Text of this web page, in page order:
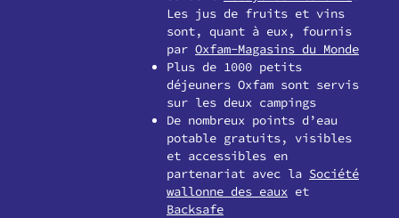
Les jus de fruits et vins
sont, quant à eux, fournis
par Oxfam-Magasins du Monde
Plus de 1000 petits
déjeuners Oxfam sont servis
sur les deux campings
De nombreux points d’eau
potable gratuits, visibles
et accessibles en
partenariat avec la Société
wallonne des eaux et
Backsafe